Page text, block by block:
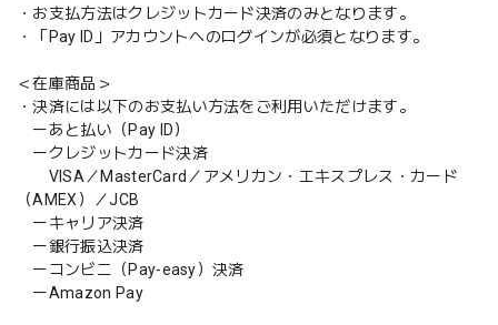
・お支払方法はクレジットカード決済のみとなります。
・「Pay ID」アカウントへのログインが必須となります。
＜在庫商品＞
・決済には以下のお支払い方法をご利用いただけます。
ーあと払い（Pay ID）
ークレジットカード決済
VISA／MasterCard／アメリカン・エキスプレス・カード
（AMEX）／JCB
ーキャリア決済
ー銀行振込決済
ーコンビニ（Pay-easy）決済
ーAmazon Pay